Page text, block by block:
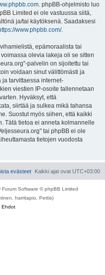
. phpBB-ohjelmisto luo
Limited ei ole vastuussa siitä,
ja/tai käytöksenä. Saadaksesi
www.phpbb.com/.
epämoraalista tai
olevia lakeja oli se sitten
palvelin on sijoitettu tai
voidaan sinut välittömästi ja
ja tarvittaessa internet-
viestien IP-osoite tallennetaan
Hyväksyt, että
siirtää ja sulkea mikä tahansa
Suostut myös siihen, että kaikki
Tätä tietoa ei anneta kolmannelle
tai phpBB ei ole
tietojen vuodosta
Kaikki ajat ovat UTC+03:00
evästeet
Forum Software © phpBB Limited
harritapio, Pettis)
Ehdot